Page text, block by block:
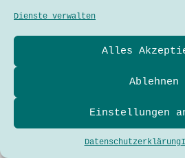
Dienste verwalten
Alles
Ablehnen
Einstellungen
Datenschutzerklärung
Datenschutzerklärung
Impressum
Cookies
und Technologie-Kommunikation der
University of Applied Sciences.
Hochschule München
Dachauer Str. 100a
80335 München
Copyright © 2026 -
TechTalkers Team